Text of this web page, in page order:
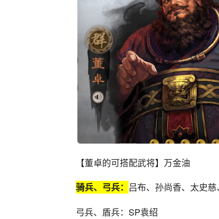
【董卓的可搭配武将】万金油
骑兵、弓兵： 吕布、孙尚香、太史
弓兵、盾兵：SP袁绍